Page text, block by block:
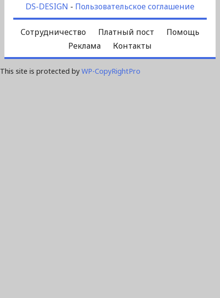
DS-DESIGN - Пользовательское соглашение
Сотрудничество Платный пост
Помощь
Реклама
Контакты
This site is protected by WP-CopyRightPro